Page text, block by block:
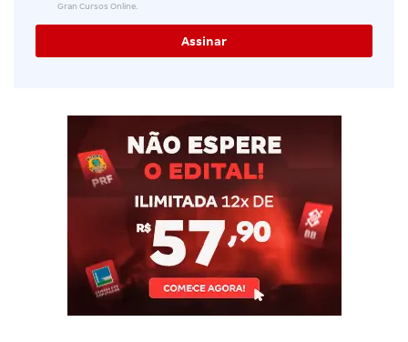
Gran Cursos Online.